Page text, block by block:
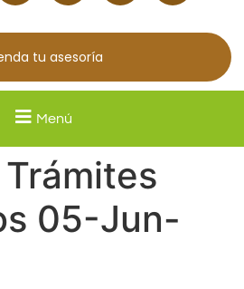
tu asesoría
Menú
05-Jun-